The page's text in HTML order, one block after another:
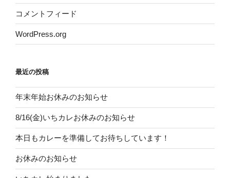
コメントフィード
WordPress.org
最近の投稿
年末年始お休みのお知らせ
8/16(金)いちカレお休みのお知らせ
本日もカレーを準備してお待ちしています！
お休みのお知らせ